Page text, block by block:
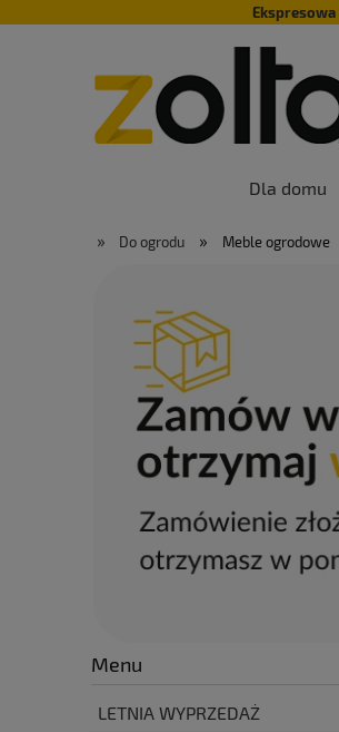
Ekspresowa
Dla domu
» Do ogrodu » Meble ogrodowe
Menu
LETNIA WYPRZEDAŻ